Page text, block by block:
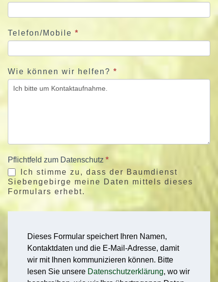
Telefon/Mobile *
Wie können wir helfen? *
Pflichtfeld zum Datenschutz *
Ich stimme zu, dass der Baumdienst
Siebengebirge meine Daten mittels dieses
Formulars erhebt.
Dieses Formular speichert Ihren Namen,
Kontaktdaten und die E-Mail-Adresse, damit
wir mit Ihnen kommunizieren können. Bitte
lesen Sie unsere Datenschutzerklärung, wo wir